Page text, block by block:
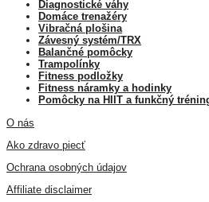
Diagnostické váhy
Domáce trenažéry
Vibračná plošina
Závesný systém/TRX
Balančné pomôcky
Trampolínky
Fitness podložky
Fitness náramky a hodinky
Pomôcky na HIIT a funkčný
O nás
Ako zdravo piecť
Ochrana osobných údajov
Affiliate disclaimer